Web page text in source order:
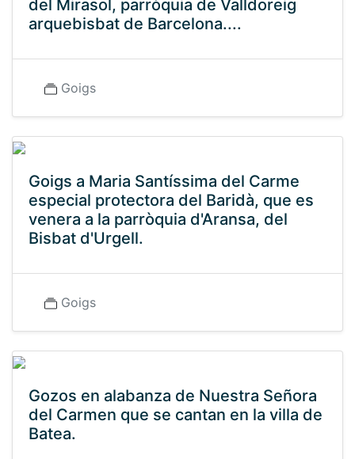
del Mirasol, parròquia de Valldoreig
arquebisbat de Barcelona....
Goigs
Goigs a Maria Santíssima del Carme
especial protectora del Baridà, que es
venera a la parròquia d'Aransa, del
Bisbat d'Urgell.
Goigs
Gozos en alabanza de Nuestra Señora
del Carmen que se cantan en la villa de
Batea.